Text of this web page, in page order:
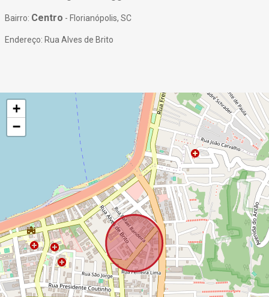
Bairro: Centro - Florianópolis, SC
Endereço: Rua Alves de Brito
+
−